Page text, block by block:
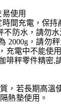
使用
間充電，保持
不防水，請勿
2000g，請勿
充電中不能使
啡秤零件精密,
，若長期高溫
熱墊使用。